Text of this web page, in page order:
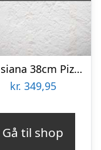
Louisiana 38cm Pizzasten
kr. 349,95
Gå til shop